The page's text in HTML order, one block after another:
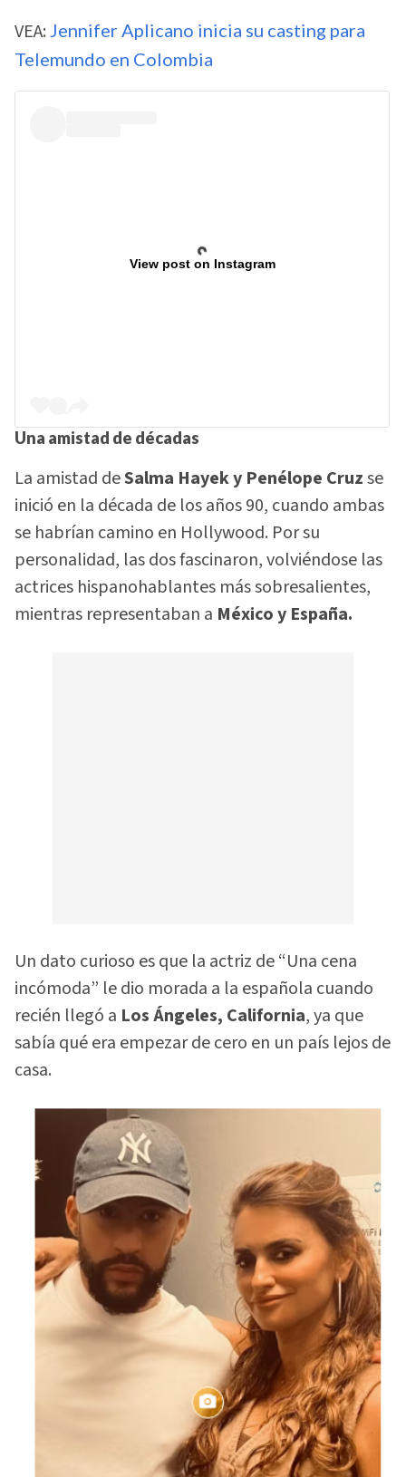
VEA: Jennifer Aplicano inicia su casting para
Telemundo en Colombia
View post on Instagram
Una amistad de décadas
La amistad deSalma Hayek y Penélope Cruzse
inició en la década de los años 90, cuando ambas
se habrían camino en Hollywood. Por su
personalidad, las dos fascinaron, volviéndose las
actrices hispanohablantes más sobresalientes,
mientras representaban a México y España.
Un dato curioso es que la actriz de “Una cena
incómoda” le dio morada a la española cuando
recién llegó a Los Ángeles, California, ya que
sabía qué era empezar de cero en un país lejos de
casa.